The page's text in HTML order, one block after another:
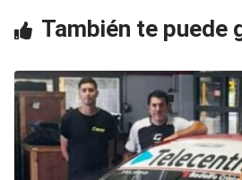
k
También te puede